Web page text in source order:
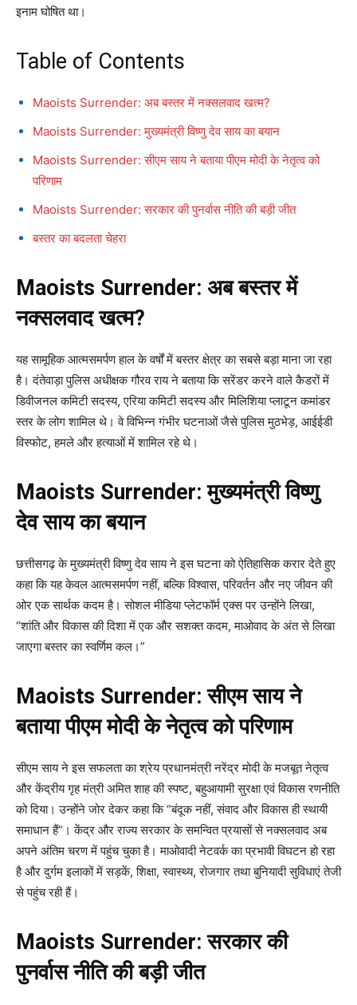
इनाम घोषित था।
Table of Contents
Maoists Surrender: अब बस्तर में नक्सलवाद खत्म?
Maoists Surrender: मुख्यमंत्री विष्णु देव साय का बयान
Maoists Surrender: सीएम साय ने बताया पीएम मोदी के नेतृत्व को
परिणाम
Maoists Surrender: सरकार की पुनर्वास नीति की बड़ी जीत
बस्तर का बदलता चेहरा
Maoists Surrender: अब बस्तर में
नक्सलवाद खत्म?
यह सामूहिक आत्मसमर्पण हाल के वर्षों में बस्तर क्षेत्र का सबसे बड़ा माना जा रहा
है। दंतेवाड़ा पुलिस अधीक्षक गौरव राय ने बताया कि सरेंडर करने वाले कैडरों में
डिवीजनल कमिटी सदस्य, एरिया कमिटी सदस्य और मिलिशिया प्लाटून कमांडर
स्तर के लोग शामिल थे। वे विभिन्न गंभीर घटनाओं जैसे पुलिस मुठभेड़, आईईडी
विस्फोट, हमले और हत्याओं में शामिल रहे थे।
Maoists Surrender: मुख्यमंत्री विष्णु
देव साय का बयान
छत्तीसगढ़ के मुख्यमंत्री विष्णु देव साय ने इस घटना को ऐतिहासिक करार देते हुए
कहा कि यह केवल आत्मसमर्पण नहीं, बल्कि विश्वास, परिवर्तन और नए जीवन की
ओर एक सार्थक कदम है। सोशल मीडिया प्लेटफॉर्म एक्स पर उन्होंने लिखा,
“शांति और विकास की दिशा में एक और सशक्त कदम, माओवाद के अंत से लिखा
जाएगा बस्तर का स्वर्णिम कल।”
Maoists Surrender: सीएम साय ने
बताया पीएम मोदी के नेतृत्व को परिणाम
सीएम साय ने इस सफलता का श्रेय प्रधानमंत्री नरेंद्र मोदी के मजबूत नेतृत्व
और केंद्रीय गृह मंत्री अमित शाह की स्पष्ट, बहुआयामी सुरक्षा एवं विकास रणनीति
को दिया। उन्होंने जोर देकर कहा कि “बंदूक नहीं, संवाद और विकास ही स्थायी
समाधान हैं”। केंद्र और राज्य सरकार के समन्वित प्रयासों से नक्सलवाद अब
अपने अंतिम चरण में पहुंच चुका है। माओवादी नेटवर्क का प्रभावी विघटन हो रहा
है और दुर्गम इलाकों में सड़कें, शिक्षा, स्वास्थ्य, रोजगार तथा बुनियादी सुविधाएं तेजी
से पहुंच रही हैं।
Maoists Surrender: सरकार की
पुनर्वास नीति की बड़ी जीत